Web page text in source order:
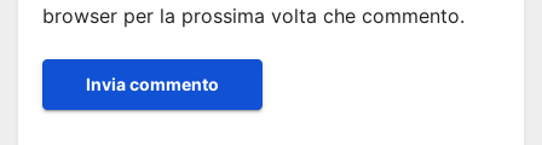
browser per la prossima volta che commento.